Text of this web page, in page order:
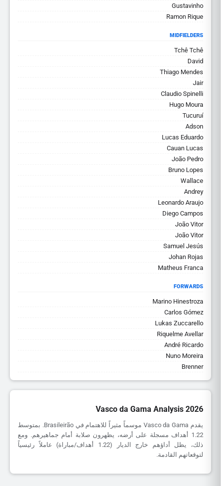
Gustavinho
Ramon Rique
MIDFIELDERS
Tchê Tchê
David
Thiago Mendes
Jair
Claudio Spinelli
Hugo Moura
Tucuruí
Adson
Lucas Eduardo
Cauan Lucas
João Pedro
Bruno Lopes
Wallace
Andrey
Leonardo Araujo
Diego Campos
João Vitor
João Vitor
Samuel Jesús
Johan Rojas
Matheus Franca
FORWARDS
Marino Hinestroza
Carlos Gómez
Lukas Zuccarello
Riquelme Avellar
André Ricardo
Nuno Moreira
Brenner
Vasco da Gama Analysis 2026
يقدم Vasco da Gama موسماً مثيراً للاهتمام في Brasileirão. بمتوسط
1.22 أهداف مسجلة على أرضه، يظهرون صلابة أمام جماهيرهم. ومع
ذلك، يظل أداؤهم خارج الديار (1.22 أهداف/مباراة) عاملاً رئيسياً
لتوقعاتهم القادمة.